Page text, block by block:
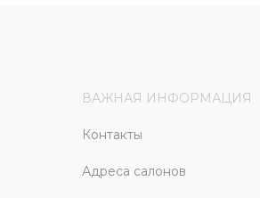
ВАЖНАЯ ИНФОРМАЦИЯ
Контакты
Адреса салонов